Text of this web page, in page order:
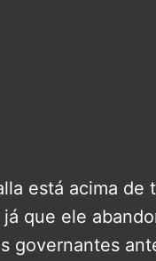
está acima de
que ele
governantes